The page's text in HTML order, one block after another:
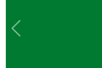
Previous